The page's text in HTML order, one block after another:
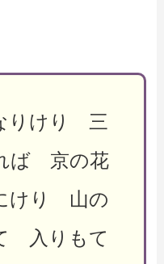
りけり 三
ば 京の花
けり 山の
入りもて